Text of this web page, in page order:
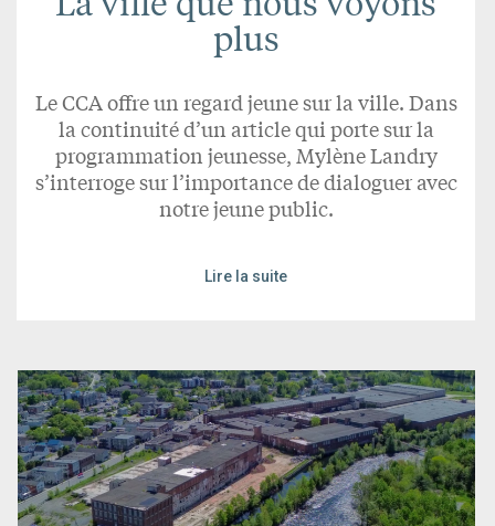
plus
Le CCA offre un regard jeune sur la ville. Dans
la continuité d’un article qui porte sur la
programmation jeunesse, Mylène Landry
s’interroge sur l’importance de dialoguer avec
notre jeune public.
Lire la suite